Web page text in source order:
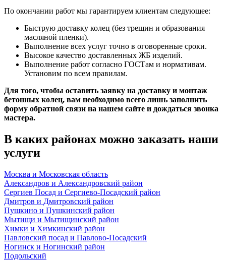
По окончании работ мы гарантируем клиентам следующее:
Быструю доставку колец (без трещин и образования
масляной пленки).
Выполнение всех услуг точно в оговоренные сроки.
Высокое качество доставленных ЖБ изделий.
Выполнение работ согласно ГОСТам и нормативам.
Установим по всем правилам.
Для того, чтобы оставить заявку на доставку и монтаж
бетонных колец, вам необходимо всего лишь заполнить
форму обратной связи на нашем сайте и дождаться звонка
мастера.
В каких районах можно заказать наши
услуги
Москва и Московская область
Александров и Александровский район
Сергиев Посад и Сергиево-Посадский район
Дмитров и Дмитровский район
Пушкино и Пушкинский район
Мытищи и Мытищинский район
Химки и Химкинский район
Павловский посад и Павлово-Посадский
Ногинск и Ногинский район
Подольский